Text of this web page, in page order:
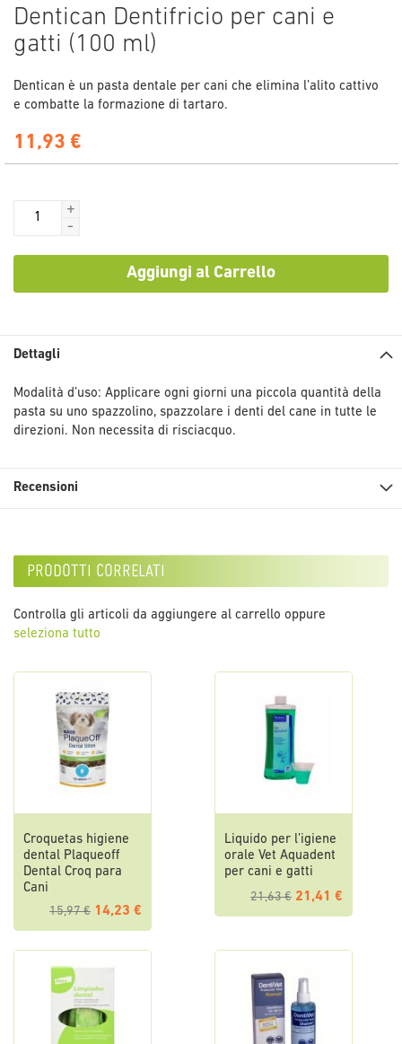
Dentican Dentifricio per cani e
gatti (100 ml)
Dentican è un pasta dentale per cani che elimina l’alito cattivo
e combatte la formazione di tartaro.
11,93 €
+
-
Aggiungi al Carrello
all'inizio
della
di
immagini
Dettagli
Modalità d’uso: Applicare ogni giorni una piccola quantità della
pasta su uno spazzolino, spazzolare i denti del cane in tutte le
direzioni. Non necessita di risciacquo.
Recensioni
prodotti correlati
Controlla gli articoli da aggiungere al carrello oppure
seleziona tutto
Croquetas higiene
dental Plaqueoff
Dental Croq para
Cani
15,97 € 14,23 €
Liquido per l’igiene
orale Vet Aquadent
per cani e gatti
21,63 € 21,41 €